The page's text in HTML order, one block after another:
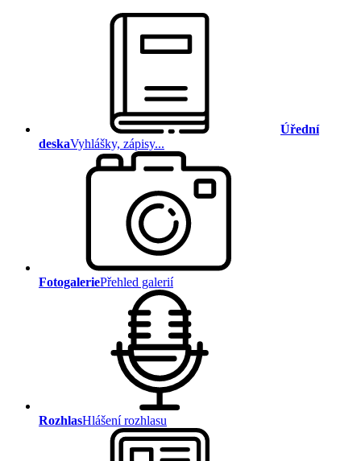
Úřední
deskaVyhlášky, zápisy...
FotogaleriePřehled galerií
RozhlasHlášení rozhlasu